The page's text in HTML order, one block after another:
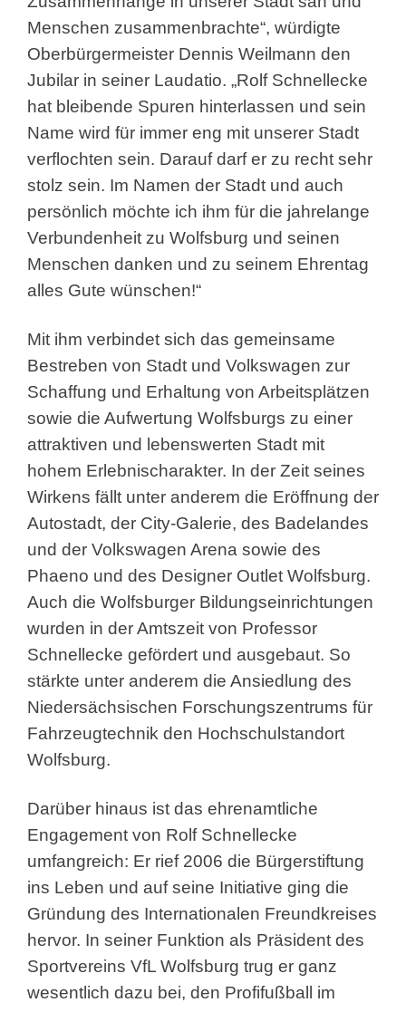
Menschen zusammenbrachte“, würdigte
Oberbürgermeister Dennis Weilmann den
Jubilar in seiner Laudatio. „Rolf Schnellecke
hat bleibende Spuren hinterlassen und sein
Name wird für immer eng mit unserer Stadt
verflochten sein. Darauf darf er zu recht sehr
stolz sein. Im Namen der Stadt und auch
persönlich möchte ich ihm für die jahrelange
Verbundenheit zu Wolfsburg und seinen
Menschen danken und zu seinem Ehrentag
alles Gute wünschen!“
Mit ihm verbindet sich das gemeinsame
Bestreben von Stadt und Volkswagen zur
Schaffung und Erhaltung von Arbeitsplätzen
sowie die Aufwertung Wolfsburgs zu einer
attraktiven und lebenswerten Stadt mit
hohem Erlebnischarakter. In der Zeit seines
Wirkens fällt unter anderem die Eröffnung der
Autostadt, der City-Galerie, des Badelandes
und der Volkswagen Arena sowie des
Phaeno und des Designer Outlet Wolfsburg.
Auch die Wolfsburger Bildungseinrichtungen
wurden in der Amtszeit von Professor
Schnellecke gefördert und ausgebaut. So
stärkte unter anderem die Ansiedlung des
Niedersächsischen Forschungszentrums für
Fahrzeugtechnik den Hochschulstandort
Wolfsburg.
Darüber hinaus ist das ehrenamtliche
Engagement von Rolf Schnellecke
umfangreich: Er rief 2006 die Bürgerstiftung
ins Leben und auf seine Initiative ging die
Gründung des Internationalen Freundkreises
hervor. In seiner Funktion als Präsident des
Sportvereins VfL Wolfsburg trug er ganz
wesentlich dazu bei, den Profifußball im